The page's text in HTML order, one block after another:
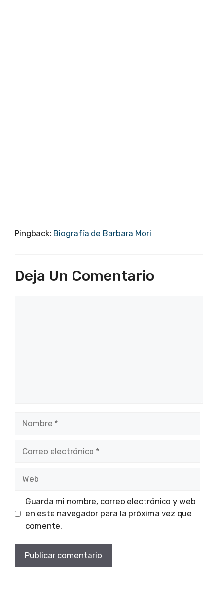
Pingback: Biografía de Barbara Mori
Deja Un Comentario
electrónico
Guarda mi nombre, correo electrónico y web
en este navegador para la próxima vez que
comente.